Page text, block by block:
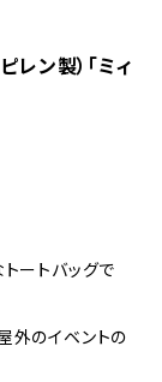
ン製）「ミィ
ートバッグで
外のイベントの